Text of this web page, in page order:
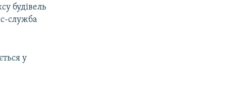
будівель
служба
у